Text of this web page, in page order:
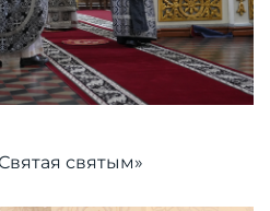
святым»